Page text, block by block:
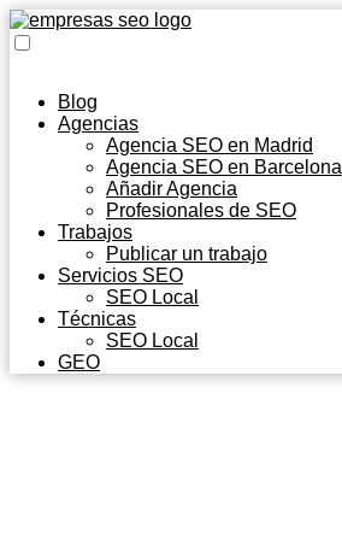
Blog
Agencias
Agencia SEO en Madrid
Agencia SEO en Barcelona
Añadir Agencia
Profesionales de SEO
Trabajos
Publicar un trabajo
Servicios SEO
SEO Local
Técnicas
SEO Local
GEO